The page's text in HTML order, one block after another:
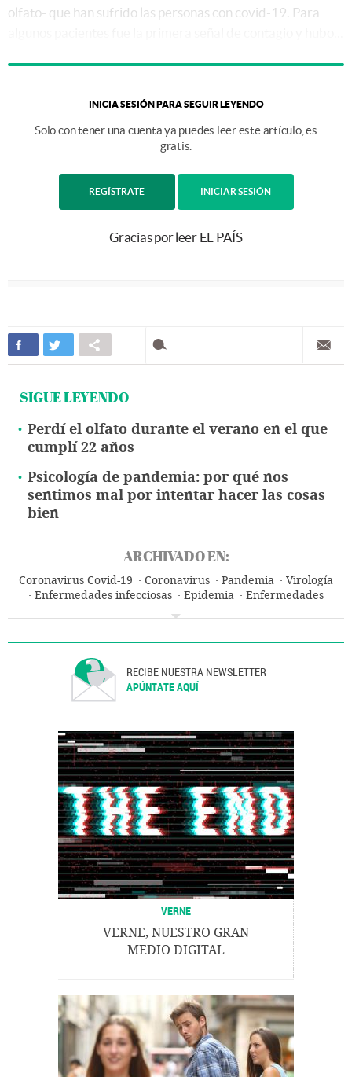
olfato- que han sufrido las personas con covid-19. Para
INICIA SESIÓN PARA SEGUIR LEYENDO
Solo con tener una cuenta ya puedes leer este artículo, es
gratis.
REGÍSTRATE INICIAR SESIÓN
Gracias por leer EL PAÍS
SIGUE LEYENDO
Perdí el olfato durante el verano en el que
cumplí 22 años
Psicología de pandemia: por qué nos
sentimos mal por intentar hacer las cosas
bien
ARCHIVADO EN:
Coronavirus Covid-19 Coronavirus Pandemia
Virología
Enfermedades infecciosas
Epidemia
Enfermedades
RECIBE NUESTRA NEWSLETTER
APÚNTATE AQUÍ
VERNE
VERNE, NUESTRO GRAN
MEDIO DIGITAL